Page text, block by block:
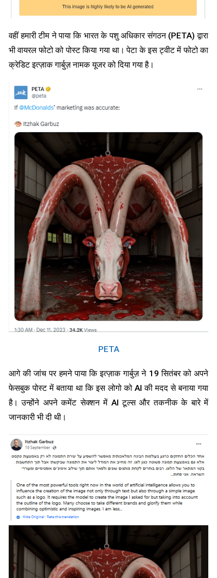
वहीं हमारी टीम ने पाया कि भारत के पशु अधिकार संगठन (PETA) द्वारा
भी वायरल फोटो को पोस्ट किया गया था। पेटा के इस ट्वीट में फोटो का
क्रेडिट इत्ज़ाक गार्बुज़ नामक यूजर को दिया गया है।
PETA
आगे की जांच पर हमने पाया कि इत्ज़ाक गार्बुज़ ने 19 सितंबर को अपने
फेसबुक पोस्ट में बताया था कि इस लोगो को AI की मदद से बनाया गया
है। उन्होंने अपने कमेंट सेक्शन में AI टूल्स और तकनीक के बारे में
जानकारी भी दी थी।